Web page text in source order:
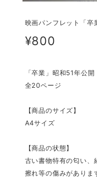
映画パンフレット「卒
¥800
「卒業」昭和51年公開
全20ページ
【商品のサイズ】
A4サイズ
【商品の状態】
古い書物特有の匂い、
擦れ等の傷みがありま